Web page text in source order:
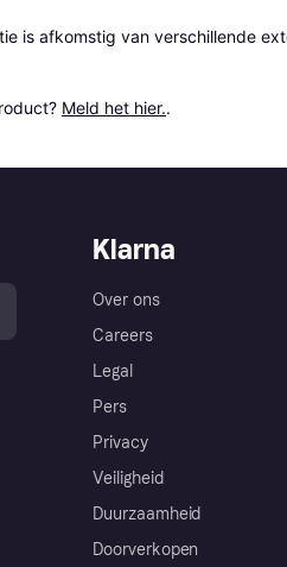
is afkomstig van verschillende
Meld het hier..
Klarna
Over ons
Careers
Legal
Pers
Privacy
Veiligheid
Duurzaamheid
Doorverkopen